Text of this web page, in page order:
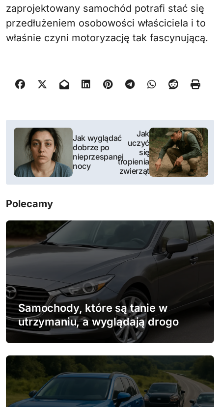
zaprojektowany samochód potrafi stać się
przedłużeniem osobowości właściciela i to
właśnie czyni motoryzację tak fascynującą.
N
w
i
g
a
c
j
a
w
p
i
s
u
Jak wyglądać
dobrze po
nieprzespanej
nocy
Jak
uczyć
się
tropienia
zwierząt
Polecamy
Samochody, które są tanie w
utrzymaniu, a wyglądają drogo